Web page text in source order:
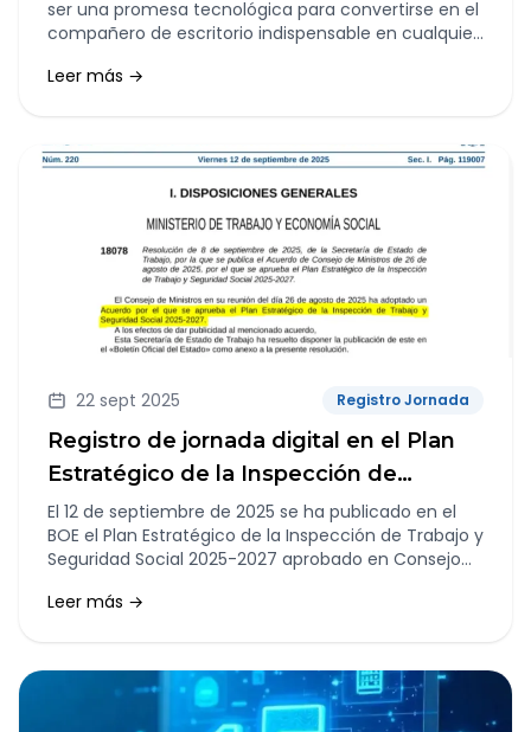
ser una promesa tecnológica para convertirse en el
compañero de escritorio indispensable en cualquier
Leer más →
22 sept 2025 Registro Jornada
Registro de jornada digital en el Plan
Estratégico de la Inspección de
Trabajo y Seguridad Social 2025-2027
El 12 de septiembre de 2025 se ha publicado en el
BOE el Plan Estratégico de la Inspección de Trabajo y
Seguridad Social 2025-2027 aprobado en Consejo
Leer más →